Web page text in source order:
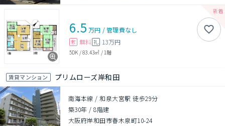
6.5 万円 /管理費なし
敷 無料 礼 13万円
5DK /83.43㎡ / 1階
賃貸マンション プリムローズ岸和田
南海本線 / 和泉大宮駅 徒歩29分
築30年 /8階建
大阪府岸和田市春木泉町10-24